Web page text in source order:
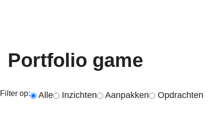
Portfolio game
Filter op: Alle Inzichten Aanpakken Opdrachten